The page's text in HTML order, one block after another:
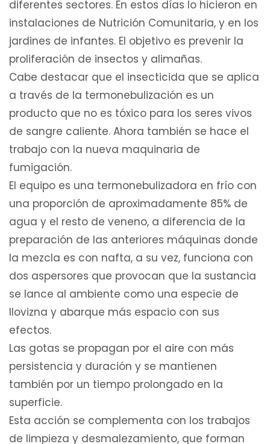
diferentes sectores. En estos días lo hicieron en
instalaciones de Nutrición Comunitaria, y en los
jardines de infantes. El objetivo es prevenir la
proliferación de insectos y alimañas.
Cabe destacar que el insecticida que se aplica
a través de la termonebulización es un
producto que no es tóxico para los seres vivos
de sangre caliente. Ahora también se hace el
trabajo con la nueva maquinaria de
fumigación.
El equipo es una termonebulizadora en frío con
una proporción de aproximadamente 85% de
agua y el resto de veneno, a diferencia de la
preparación de las anteriores máquinas donde
la mezcla es con nafta, a su vez, funciona con
dos aspersores que provocan que la sustancia
se lance al ambiente como una especie de
llovizna y abarque más espacio con sus
efectos.
Las gotas se propagan por el aire con más
persistencia y duración y se mantienen
también por un tiempo prolongado en la
superficie.
Esta acción se complementa con los trabajos
de limpieza y desmalezamiento, que forman